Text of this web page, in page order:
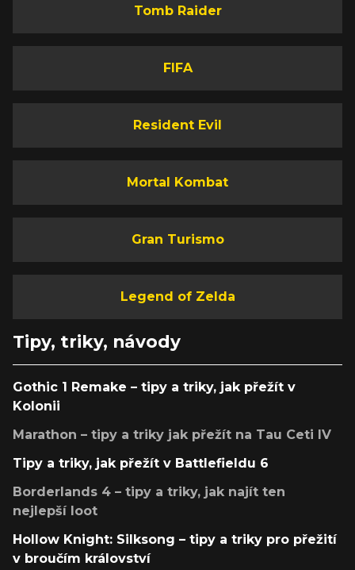
Tomb Raider
FIFA
Resident Evil
Mortal Kombat
Gran Turismo
Legend of Zelda
Tipy, triky, návody
Gothic 1 Remake – tipy a triky, jak přežít v
Kolonii
Marathon – tipy a triky jak přežít na Tau Ceti IV
Tipy a triky, jak přežít v Battlefieldu 6
Borderlands 4 – tipy a triky, jak najít ten
nejlepší loot
Hollow Knight: Silksong – tipy a triky pro přežití
v broučím království